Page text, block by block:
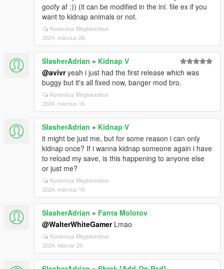
goofy af :)) (it can be modified in the ini. file ex if you
want to kidnap animals or not.
Kontextus Megtekintése
2024. március 28.
SlasherAdrian » Kidnap V
@avivryeah i just had the first release which was
buggy but it's all fixed now, banger mod bro.
Kontextus Megtekintése
2024. március 16.
SlasherAdrian » Kidnap V
it might be just me, but for some reason i can only
kidnap once? If i wanna kidnap someone again i have
to reload my save, is this happening to anyone else
or just me?
Kontextus Megtekintése
2024. március 16.
SlasherAdrian » Fanta Molotov
@WalterWhiteGamerLmao
Kontextus Megtekintése
2024. február 29.